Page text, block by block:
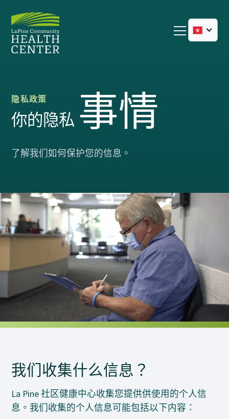
隐私政策
你的隐私 事情
了解我们如何保护您的信息。
我们收集什么信息？
La Pine 社区健康中心收集您提供供使用的个人信
息。我们收集的个人信息可能包括以下内容：